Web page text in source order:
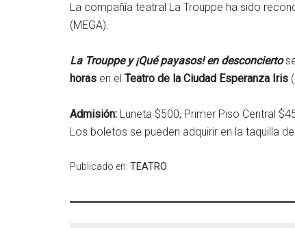
La compañía teatral La Trouppe ha sido
(MEGA).
La Trouppe y ¡Qué payasos! en desconcierto
horas en el Teatro de la Ciudad Esperanza Iris
Admisión: Luneta $500, Primer Piso Central
Los boletos se pueden adquirir en la taquilla
Publicado en: TEATRO